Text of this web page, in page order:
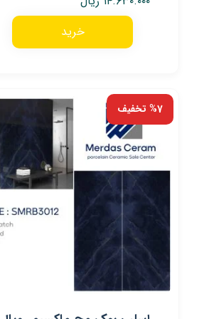
خرید
%7 تخفیف